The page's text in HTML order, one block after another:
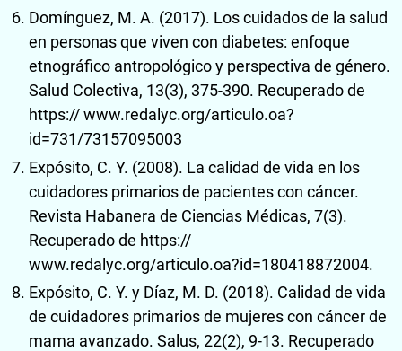
Domínguez, M. A. (2017). Los cuidados de la salud
en personas que viven con diabetes: enfoque
etnográfico antropológico y perspectiva de género.
Salud Colectiva, 13(3), 375-390. Recuperado de
https:// www.redalyc.org/articulo.oa?
id=731/73157095003
Expósito, C. Y. (2008). La calidad de vida en los
cuidadores primarios de pacientes con cáncer.
Revista Habanera de Ciencias Médicas, 7(3).
Recuperado de https://
www.redalyc.org/articulo.oa?id=180418872004.
Expósito, C. Y. y Díaz, M. D. (2018). Calidad de vida
de cuidadores primarios de mujeres con cáncer de
mama avanzado. Salus, 22(2), 9-13. Recuperado